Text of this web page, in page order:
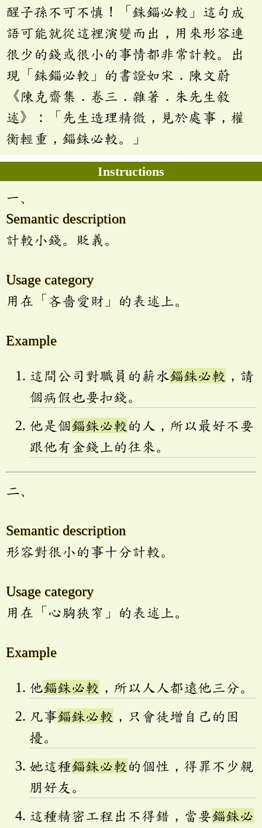
醒子孫不可不慎！「銖錙必較」這句成
語可能就從這裡演變而出，用來形容連
很少的錢或很小的事情都非常計較。出
現「銖錙必較」的書證如宋．陳文蔚
《陳克齋集．卷三．雜著．朱先生敘
述》：「先生造理精微，見於處事，權
衡輕重，錙銖必較。」
Instructions
一、
Semantic description
計較小錢。貶義。
Usage category
用在「吝嗇愛財」的表述上。
Example
這間公司對職員的薪水錙銖必較 ，請
個病假也要扣錢。
他是個錙銖必較 的人，所以最好不要
跟他有金錢上的往來。
二、
Semantic description
形容對很小的事十分計較。
Usage category
用在「心胸狹窄」的表述上。
Example
他錙銖必較 ，所以人人都遠他三分。
凡事錙銖必較 ，只會徒增自己的困
擾。
她這種錙銖必較 的個性，得罪不少親
朋好友。
這種精密工程出不得錯，當要錙銖必